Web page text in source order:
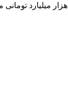
کانال تلگرامی بانکی شو نوشت: در